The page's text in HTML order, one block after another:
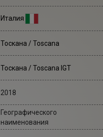
Италия
Тоскана / Toscana
Тоскана / Toscana IGT
2018
Географического
наименования